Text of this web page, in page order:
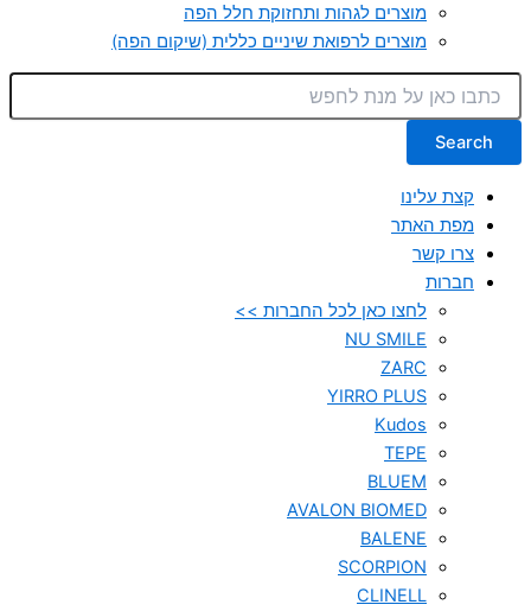
מוצרים לגהות ותחזוקת חלל הפה
מוצרים לרפואת שיניים כללית (שיקום הפה)
Search
קצת עלינו
מפת האתר
צרו קשר
חברות
לחצו כאן לכל החברות >>
NU SMILE
ZARC
YIRRO PLUS
Kudos
TEPE
BLUEM
AVALON BIOMED
BALENE
SCORPION
CLINELL